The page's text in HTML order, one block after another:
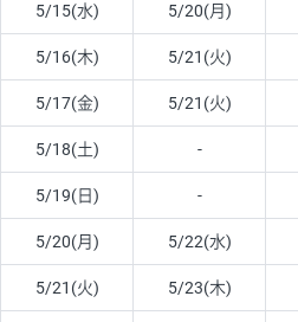
5/15(水) 5/20(月)
5/16(木) 5/21(火)
5/17(金) 5/21(火)
5/18(土) -
5/19(日) -
5/20(月) 5/22(水)
5/21(火) 5/23(木)